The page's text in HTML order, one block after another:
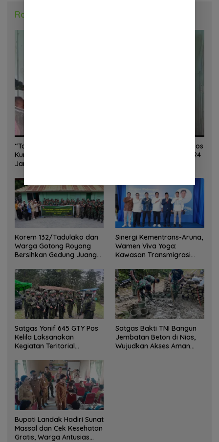
Radar Daerah
“Torang Sehat Kampung Kuat” Satgas Yonif 645/GTY Pos
Kurima Melaksanakan Pelayanan kesehatan Gratis 1 x 24
Jam
Korem 132/Tadulako dan
Warga Gotong Royong
Bersihkan Gedung Juang
Sinergi Kementrans-Aruna,
Wamen Viva Yoga:
Kawasan Transmigrasi
Ke Pasar Global
Satgas Yonif 645 GTY Pos
Kelila Laksanakan
Kegiatan Teritorial
Tokoh Adat dan Lurah
Satgas Bakti TNI Bangun
Jembatan Beton di Nias,
Wujudkan Akses Aman
Bupati Landak Hadiri Sunat
Massal dan Cek Kesehatan
Gratis, Warga Antusias